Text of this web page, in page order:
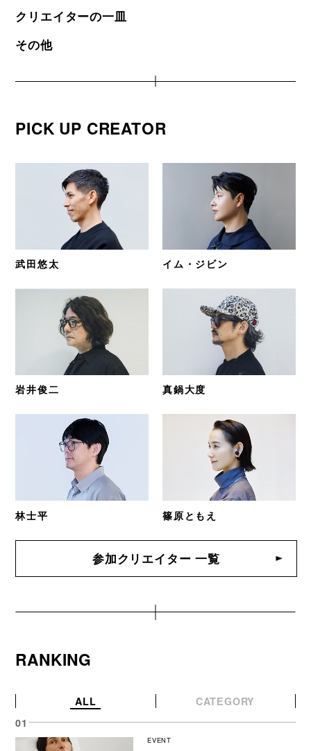
クリエイターの一皿
その他
PICK UP CREATOR
武田悠太 イム・ジビン
岩井俊二 真鍋大度
林士平 篠原ともえ
参加クリエイター 一覧
RANKING
ALL CATEGORY
EVENT